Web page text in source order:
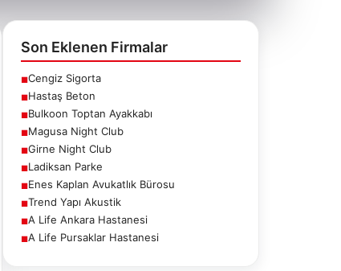
Son Eklenen Firmalar
■Cengiz Sigorta
■Hastaş Beton
■Bulkoon Toptan Ayakkabı
■Magusa Night Club
■Girne Night Club
■Ladiksan Parke
■Enes Kaplan Avukatlık Bürosu
■Trend Yapı Akustik
■A Life Ankara Hastanesi
■A Life Pursaklar Hastanesi